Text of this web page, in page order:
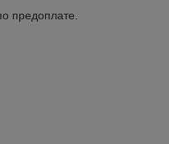
предоплате.